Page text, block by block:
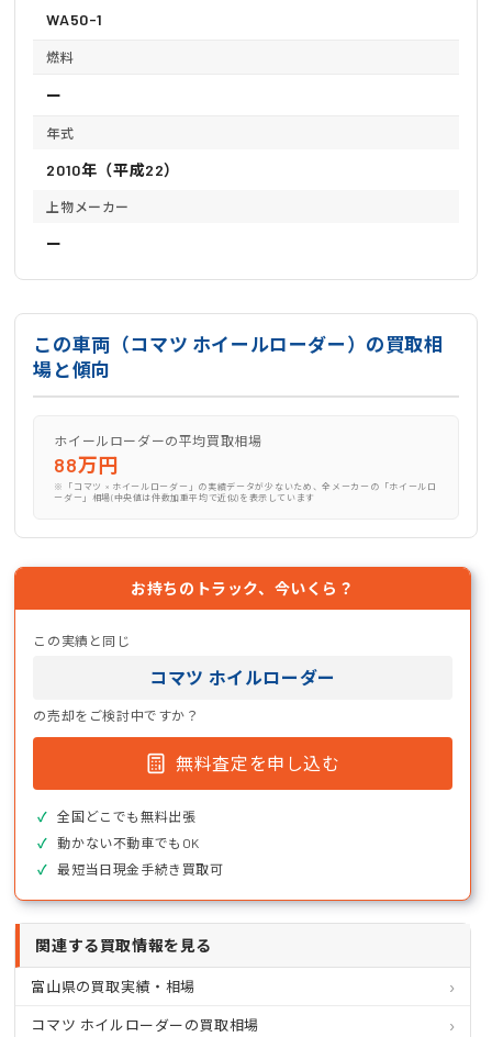
WA50-1
燃料
ー
年式
2010年（平成22）
上物メーカー
ー
この車両（コマツ ホイールローダー）の買取相
場と傾向
ホイールローダーの平均買取相場
88万円
※「コマツ × ホイールローダー」の実績データが少ないため、全メーカーの「ホイールロ
ーダー」相場(中央値は件数加重平均で近似)を表示しています
お持ちのトラック、今いくら？
この実績と同じ
コマツ ホイルローダー
の売却をご検討中ですか？
無料査定を申し込む
全国どこでも無料出張
動かない不動車でもOK
最短当日現金手続き買取可
関連する買取情報を見る
富山県の買取実績・相場
コマツ ホイルローダーの買取相場